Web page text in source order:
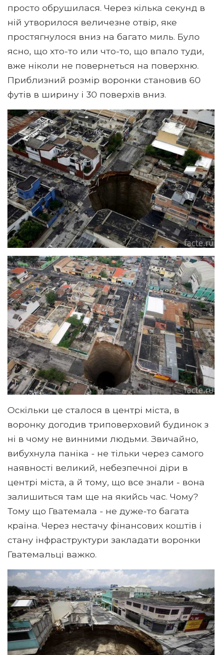
просто обрушилася. Через кілька секунд в
ній утворилося величезне отвір, яке
простягнулося вниз на багато миль. Було
ясно, що хто-то или что-то, що впало туди,
вже ніколи не повернеться на поверхню.
Приблизний розмір воронки становив 60
футів в ширину і 30 поверхів вниз.
Оскільки це сталося в центрі міста, в
воронку догодив триповерховий будинок з
ні в чому не винними людьми. Звичайно,
вибухнула паніка - не тільки через самого
наявності великий, небезпечної діри в
центрі міста, а й тому, що все знали - вона
залишиться там ще на якийсь час. Чому?
Тому що Гватемала - не дуже-то багата
країна. Через нестачу фінансових коштів і
стану інфраструктури закладати воронки
Гватемальці важко.